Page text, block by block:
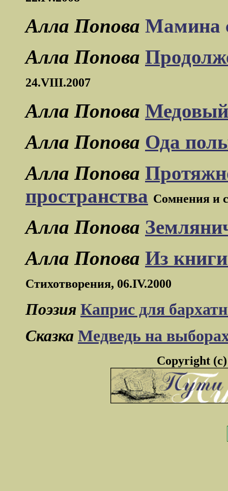
Алла Попова Мамина
Алла Попова
24.VIII.2007
Алла Попова
Алла Попова Ода
Алла Попова
пространства Сомнения и
Алла Попова
Алла Попова Из
Стихотворения, 06.IV.2000
Поэзия Каприс для
Сказка Медведь на
Copyright